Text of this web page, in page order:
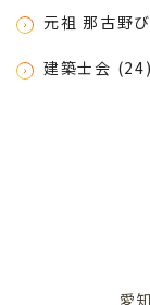
元祖 那古野
建築士会 (24)
愛